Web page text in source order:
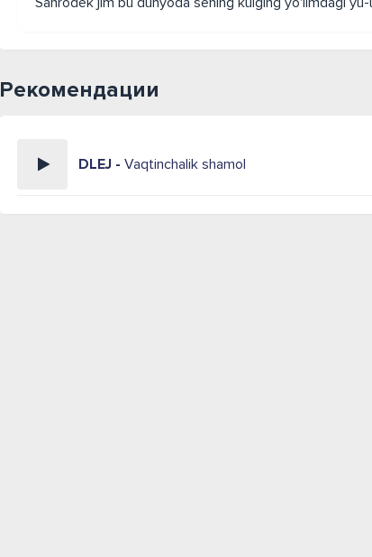
Рекомендации
DLEJ - Vaqtinchalik shamol